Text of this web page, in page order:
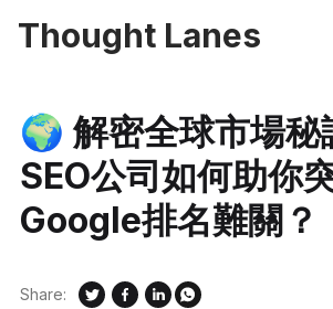
Thought Lanes
🌍 解密全球市場秘
SEO公司如何助你
Google排名難關？
Share: